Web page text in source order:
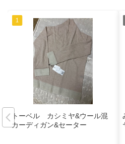
トーベル カシミヤ&ウール混
カーディガン&セーター